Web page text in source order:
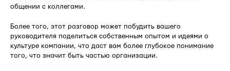
общении с коллегами.
Более того, этот разговор может побудить вашего
руководителя поделиться собственным опытом и идеями о
культуре компании, что даст вам более глубокое понимание
того, что значит быть частью организации.